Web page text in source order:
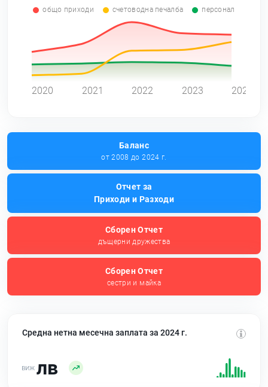
общо приходи счетоводна печалба персонал
2020 2021 2022 2023 2024
Баланс
от 2008 до 2024 г.
Отчет за
Приходи и Разходи
Сборен Отчет
дъщерни дружества
Сборен Отчет
сестри и майка
Средна нетна месечна заплата за 2024 г.
лв